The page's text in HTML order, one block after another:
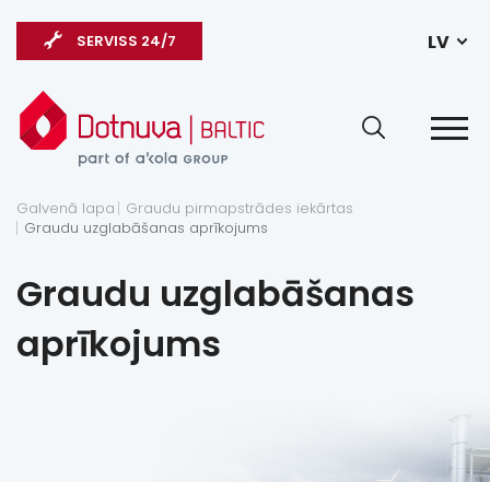
LV
SERVISS 24/7
Galvenā lapa
Graudu pirmapstrādes iekārtas
Graudu uzglabāšanas aprīkojums
Graudu uzglabāšanas
aprīkojums